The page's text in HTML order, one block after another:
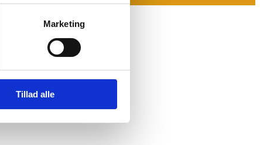
Marketing
Tillad alle